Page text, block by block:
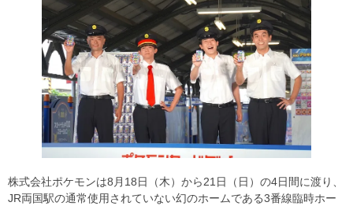
株式会社ポケモンは8月18日（木）から21日（日）の4日間に渡り、
JR両国駅の通常使用されていない幻のホームである3番線臨時ホー